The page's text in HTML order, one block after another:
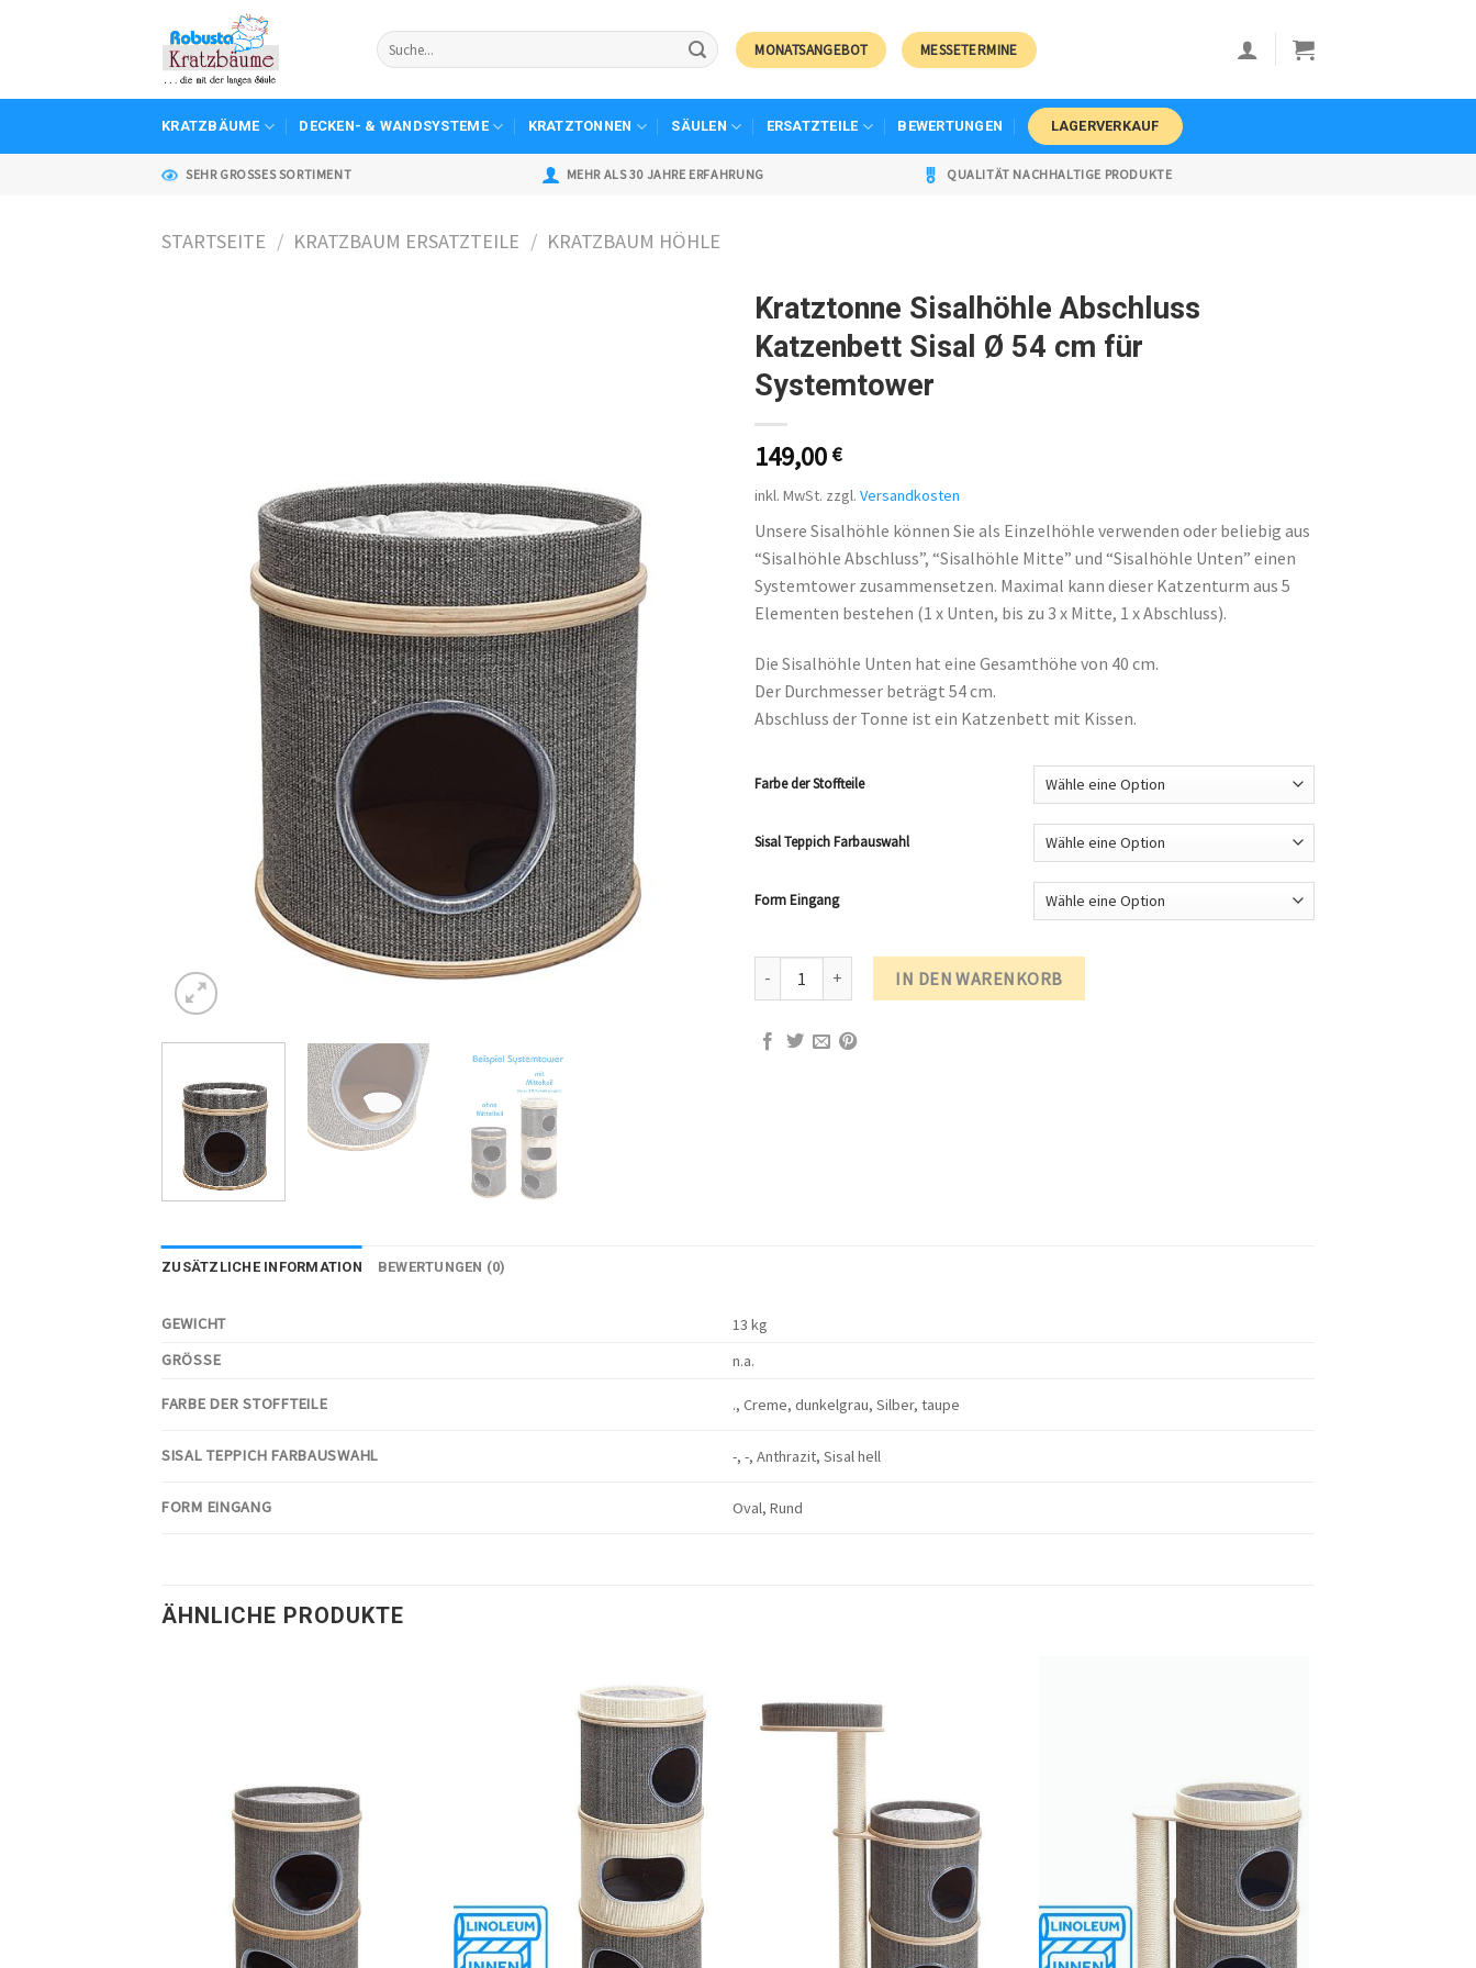
MONATSANGEBOT MESSETERMINE
KRATZBÄUME DECKEN- & WANDSYSTEME KRATZTONNEN SÄULEN ERSATZTEILE BEWERTUNGEN LAGERVERKAUF
SEHR GROSSES SORTIMENT MEHR ALS 30 JAHRE ERFAHRUNG QUALITÄT NACHHALTIGE PRODUKTE
STARTSEITE / KRATZBAUM ERSATZTEILE / KRATZBAUM HÖHLE
Kratztonne Sisalhöhle Abschluss
Katzenbett Sisal Ø 54 cm für
Systemtower
149,00 €
inkl. MwSt. zzgl. Versandkosten
Unsere Sisalhöhle können Sie als Einzelhöhle verwenden oder beliebig aus
“Sisalhöhle Abschluss”, “Sisalhöhle Mitte” und “Sisalhöhle Unten” einen
Systemtower zusammensetzen. Maximal kann dieser Katzenturm aus 5
Elementen bestehen (1 x Unten, bis zu 3 x Mitte, 1 x Abschluss).
Die Sisalhöhle Unten hat eine Gesamthöhe von 40 cm.
Der Durchmesser beträgt 54 cm.
Abschluss der Tonne ist ein Katzenbett mit Kissen.
Farbe der Stoffteile
Sisal Teppich Farbauswahl
Form Eingang
Kratztonne Sisalhöhle Abschluss Katzenbett Sisal Ø 54 cm für Systemtower Menge
IN DEN WARENKORB
ZUSÄTZLICHE INFORMATION BEWERTUNGEN (0)
GEWICHT
13 kg
GRÖSSE
n.a.
FARBE DER STOFFTEILE ., Creme, dunkelgrau, Silber, taupe
SISAL TEPPICH FARBAUSWAHL -, -, Anthrazit, Sisal hell
FORM EINGANG Oval, Rund
ÄHNLICHE PRODUKTE